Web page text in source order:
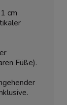
cm
Füße).